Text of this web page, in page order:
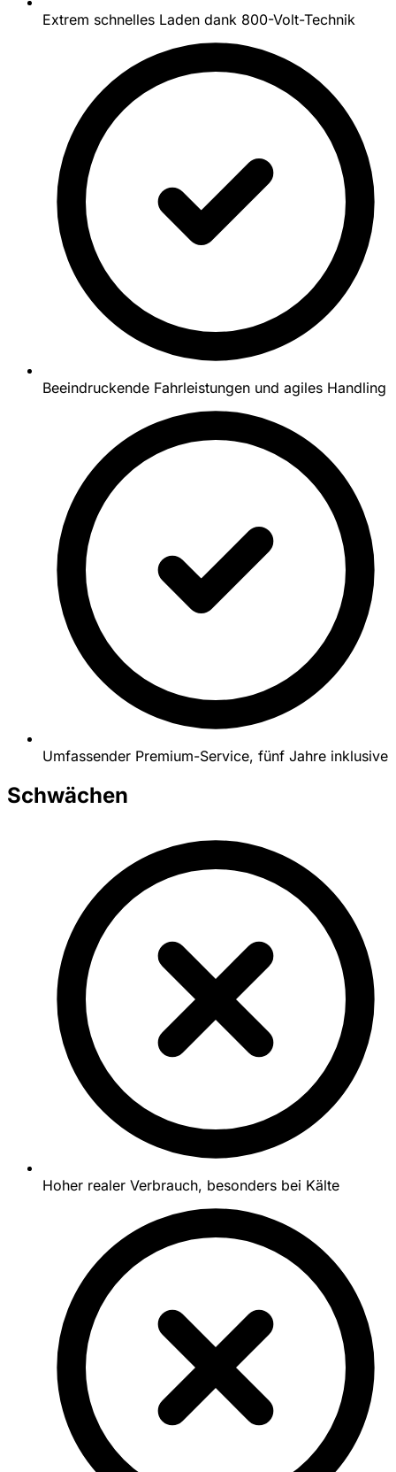
Extrem schnelles Laden dank 800-Volt-Technik
Beeindruckende Fahrleistungen und agiles Handling
Umfassender Premium-Service, fünf Jahre inklusive
Schwächen
Hoher realer Verbrauch, besonders bei Kälte